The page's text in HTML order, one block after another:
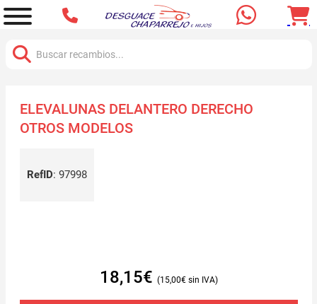
ELEVALUNAS DELANTERO DERECHO
OTROS MODELOS
RefID: 97998
18,15€ 15,00€